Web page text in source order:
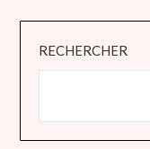
RECHERCHER